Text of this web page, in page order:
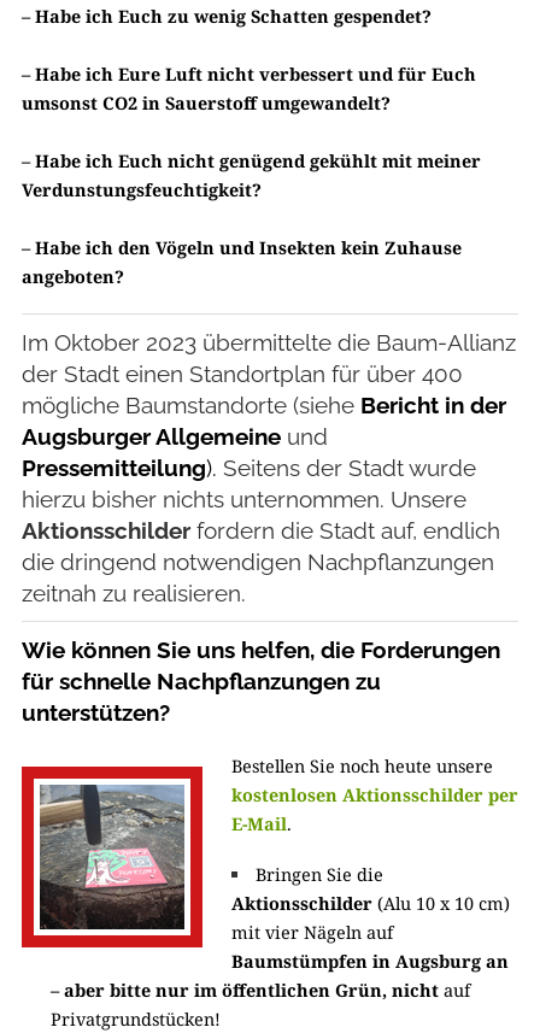
– Habe ich Euch zu wenig Schatten gespendet?
– Habe ich Eure Luft nicht verbessert und für Euch
umsonst CO2 in Sauerstoff umgewandelt?
– Habe ich Euch nicht genügend gekühlt mit meiner
Verdunstungsfeuchtigkeit?
– Habe ich den Vögeln und Insekten kein Zuhause
angeboten?
Im Oktober 2023 übermittelte die Baum-Allianz
der Stadt einen Standortplan für über 400
mögliche Baumstandorte (siehe Bericht in der
Augsburger Allgemeineund
Pressemitteilung). Seitens der Stadt wurde
hierzu bisher nichts unternommen. Unsere
Aktionsschilderfordern die Stadt auf, endlich
die dringend notwendigen Nachpflanzungen
zeitnah zu realisieren.
Wie können Sie uns helfen, die Forderungen
für schnelle Nachpflanzungen zu
unterstützen?
Bestellen Sie noch heute unsere
kostenlosen Aktionsschilder per
E-Mail.
Bringen Sie die
Aktionsschilder(Alu 10 x 10 cm)
mit vier Nägeln auf
Baumstümpfen in Augsburg an
– aber bitte nur im öffentlichen Grün, nichtauf
Privatgrundstücken!